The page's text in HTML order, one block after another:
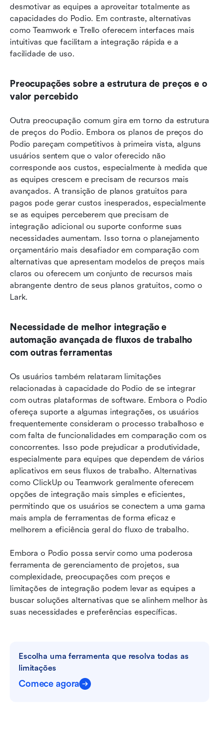
desmotivar as equipes a aproveitar totalmente as
capacidades do Podio. Em contraste, alternativas
como Teamwork e Trello oferecem interfaces mais
intuitivas que facilitam a integração rápida e a
facilidade de uso.
Preocupações sobre a estrutura de preços e o
valor percebido
Outra preocupação comum gira em torno da estrutura
de preços do Podio. Embora os planos de preços do
Podio pareçam competitivos à primeira vista, alguns
usuários sentem que o valor oferecido não
corresponde aos custos, especialmente à medida que
as equipes crescem e precisam de recursos mais
avançados. A transição de planos gratuitos para
pagos pode gerar custos inesperados, especialmente
se as equipes perceberem que precisam de
integração adicional ou suporte conforme suas
necessidades aumentam. Isso torna o planejamento
orçamentário mais desafiador em comparação com
alternativas que apresentam modelos de preços mais
claros ou oferecem um conjunto de recursos mais
abrangente dentro de seus planos gratuitos, como o
Lark.
Necessidade de melhor integração e
automação avançada de fluxos de trabalho
com outras ferramentas
Os usuários também relataram limitações
relacionadas à capacidade do Podio de se integrar
com outras plataformas de software. Embora o Podio
ofereça suporte a algumas integrações, os usuários
frequentemente consideram o processo trabalhoso e
com falta de funcionalidades em comparação com os
concorrentes. Isso pode prejudicar a produtividade,
especialmente para equipes que dependem de vários
aplicativos em seus fluxos de trabalho. Alternativas
como ClickUp ou Teamwork geralmente oferecem
opções de integração mais simples e eficientes,
permitindo que os usuários se conectem a uma gama
mais ampla de ferramentas de forma eficaz e
melhorem a eficiência geral do fluxo de trabalho.
Embora o Podio possa servir como uma poderosa
ferramenta de gerenciamento de projetos, sua
complexidade, preocupações com preços e
limitações de integração podem levar as equipes a
buscar soluções alternativas que se alinhem melhor às
suas necessidades e preferências específicas.
Escolha uma ferramenta que resolva todas as
limitações
Comece agora